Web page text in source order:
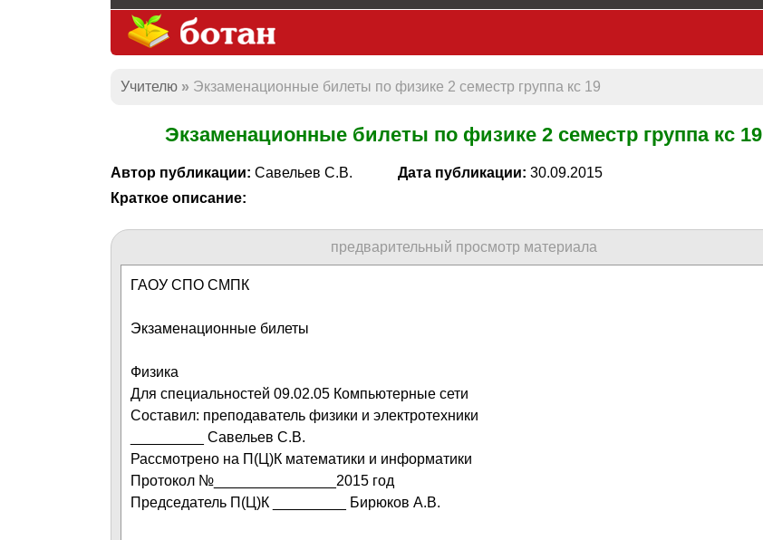
Учителю Экзаменационные билеты по физике 2 семестр группа кс 19
Экзаменационные билеты по физике 2 семестр группа кс 19
Автор публикации: Савельев С.В. Дата публикации: 30.09.2015
Краткое описание:
предварительный просмотр материала
ГАОУ СПО СМПК
Экзаменационные билеты
Физика
Для специальностей 09.02.05 Компьютерные сети
Составил: преподаватель физики и электротехники
_________ Савельев С.В.
Рассмотрено на П(Ц)К математики и информатики
Протокол №_______________2015 год
Председатель П(Ц)К _________ Бирюков А.В.